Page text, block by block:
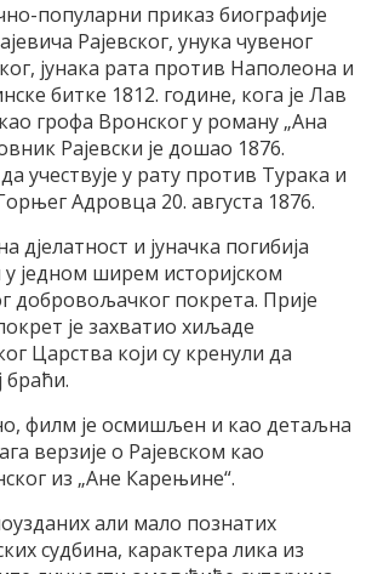
популарни приказ биографије
Рајевског, унука чувеног
јунака рата против Наполеона и
битке 1812. године, кога је Лав
грофа Вронског у роману „Ана
Рајевски је дошао 1876.
учествује у рату против Турака и
Адровца 20. августа 1876.
дјелатност и јуначка погибија
једном ширем историјском
добровољачког покрета. Прије
је захватио хиљаде
Царства који су кренули да
браћи.
филм је осмишљен и као детаљна
верзије о Рајевском као
из „Ане Карењине“.
али мало познатих
судбина, карактера лика из